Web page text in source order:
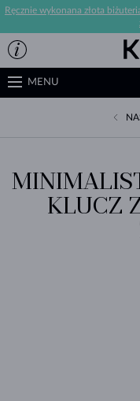
Ręcznie wykonana złota
MENU
KLUCZ